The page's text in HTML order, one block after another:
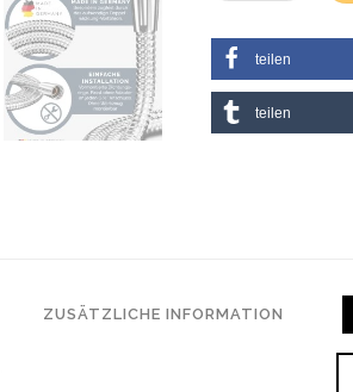
teilen
teilen
ZUSÄTZLICHE INFORMATION